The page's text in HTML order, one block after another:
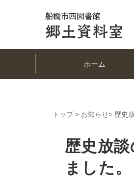
ホーム
トップ > お知らせ> 歴史
歴史放
ました。